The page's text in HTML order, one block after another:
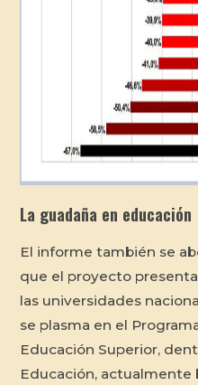
La guadaña en educación
El informe también se
que el proyecto
las universidades
se plasma en el
Educación Superior,
Educación, actualmente